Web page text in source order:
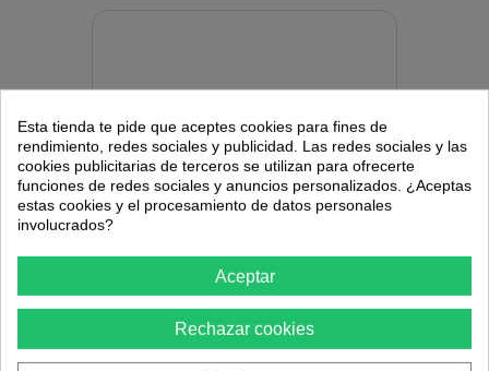
Ver más grande
Cuchillo Arcos despellejar 19cm.
Esta tienda te pide que aceptes cookies para fines de
rendimiento, redes sociales y publicidad. Las redes sociales y las
cookies publicitarias de terceros se utilizan para ofrecerte
funciones de redes sociales y anuncios personalizados. ¿Aceptas
estas cookies y el procesamiento de datos personales
involucrados?
Aceptar
Rechazar cookies